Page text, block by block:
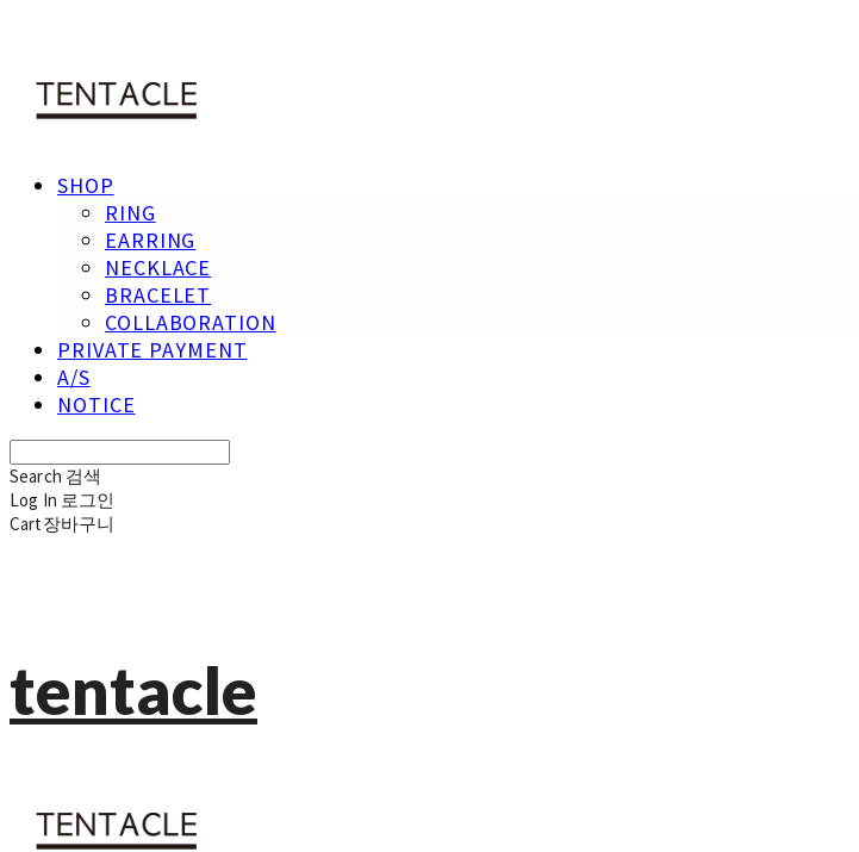
SHOP
RING
EARRING
NECKLACE
BRACELET
COLLABORATION
PRIVATE PAYMENT
A/S
NOTICE
Search 검색
Log In 로그인
Cart장바구니
tentacle